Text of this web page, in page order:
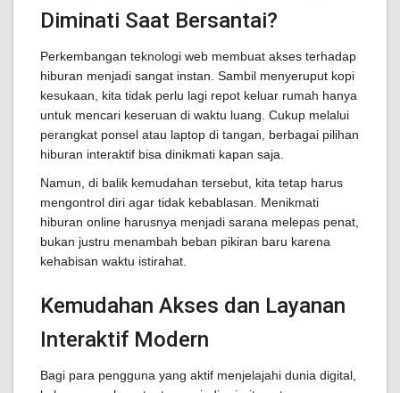
Diminati Saat Bersantai?
Perkembangan teknologi web membuat akses terhadap
hiburan menjadi sangat instan. Sambil menyeruput kopi
kesukaan, kita tidak perlu lagi repot keluar rumah hanya
untuk mencari keseruan di waktu luang. Cukup melalui
perangkat ponsel atau laptop di tangan, berbagai pilihan
hiburan interaktif bisa dinikmati kapan saja.
Namun, di balik kemudahan tersebut, kita tetap harus
mengontrol diri agar tidak kebablasan. Menikmati
hiburan online harusnya menjadi sarana melepas penat,
bukan justru menambah beban pikiran baru karena
kehabisan waktu istirahat.
Kemudahan Akses dan Layanan
Interaktif Modern
Bagi para pengguna yang aktif menjelajahi dunia digital,